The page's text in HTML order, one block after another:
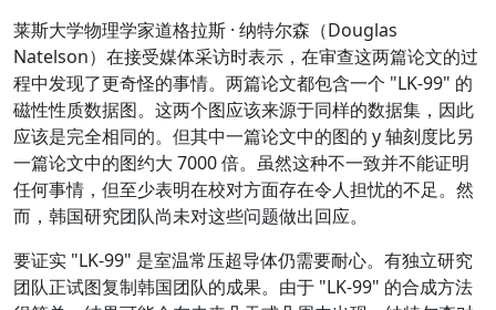
莱斯大学物理学家道格拉斯 · 纳特尔森（Douglas
Natelson）在接受媒体采访时表示，在审查这两篇论文的过
程中发现了更奇怪的事情。两篇论文都包含一个 "LK-99" 的
磁性性质数据图。这两个图应该来源于同样的数据集，因此
应该是完全相同的。但其中一篇论文中的图的 y 轴刻度比另
一篇论文中的图约大 7000 倍。虽然这种不一致并不能证明
任何事情，但至少表明在校对方面存在令人担忧的不足。然
而，韩国研究团队尚未对这些问题做出回应。
要证实 "LK-99" 是室温常压超导体仍需要耐心。有独立研究
团队正试图复制韩国团队的成果。由于 "LK-99" 的合成方法